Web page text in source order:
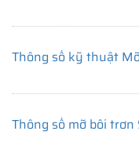
Thông số kỹ thuật
Thông số mỡ bôi trơn